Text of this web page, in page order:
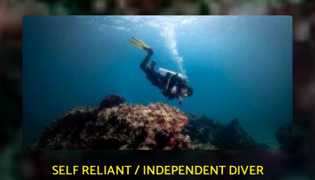
SELF RELIANT / INDEPENDENT DIVER